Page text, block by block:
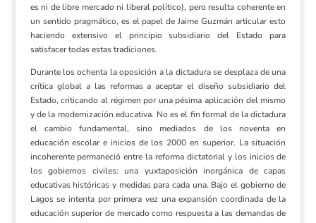
es ni de libre mercado ni liberal político), pero resulta coherente en
un sentido pragmático, es el papel de Jaime Guzmán articular esto
haciendo extensivo el principio subsidiario del Estado para
satisfacer todas estas tradiciones.
Durante los ochenta la oposición a la dictadura se desplaza de una
crítica global a las reformas a aceptar el diseño subsidiario del
Estado, criticando al régimen por una pésima aplicación del mismo
y de la modernización educativa. No es el fin formal de la dictadura
el cambio fundamental, sino mediados de los noventa en
educación escolar e inicios de los 2000 en superior. La situación
incoherente permaneció entre la reforma dictatorial y los inicios de
los gobiernos civiles: una yuxtaposición inorgánica de capas
educativas históricas y medidas para cada una. Bajo el gobierno de
Lagos se intenta por primera vez una expansión coordinada de la
educación superior de mercado como respuesta a las demandas de